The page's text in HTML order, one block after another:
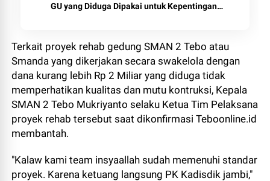
GU yang Diduga Dipakai untuk Kepentingan
Terkait proyek rehab gedung SMAN 2 Tebo atau
Smanda yang dikerjakan secara swakelola dengan
dana kurang lebih Rp 2 Miliar yang diduga tidak
memperhatikan kualitas dan mutu kontruksi, Kepala
SMAN 2 Tebo Mukriyanto selaku Ketua Tim Pelaksana
proyek rehab tersebut saat dikonfirmasi Teboonline.id
membantah.
"Kalaw kami team insyaallah sudah memenuhi standar
proyek. Karena ketuang langsung PK Kadisdik jambi,"